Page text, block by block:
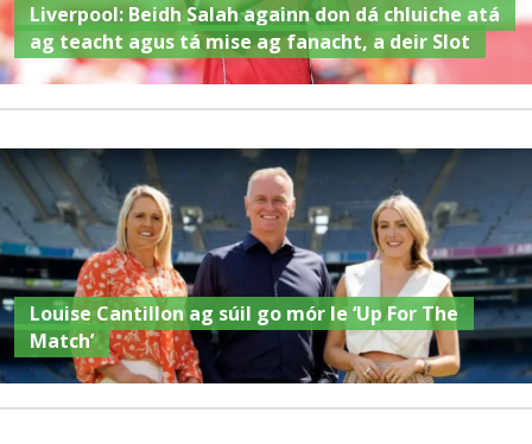
Liverpool: Beidh Salah againn don dá chluiche atá
ag teacht agus tá mise ag fanacht, a deir Slot
Louise Cantillon ag súil go mór le ‘Up For The
Match’